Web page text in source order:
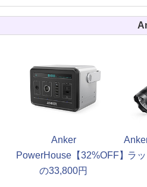
Anker
PowerHouse【32%OFF】
の33,800円
ラ